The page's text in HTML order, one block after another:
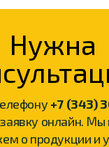
Нужна
+7 (343)
онлайн.
о продукции и